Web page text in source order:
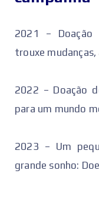
2021 – Doação
trouxe
2022 – Doação
para um mundo
2023 – Um
grande sonho: